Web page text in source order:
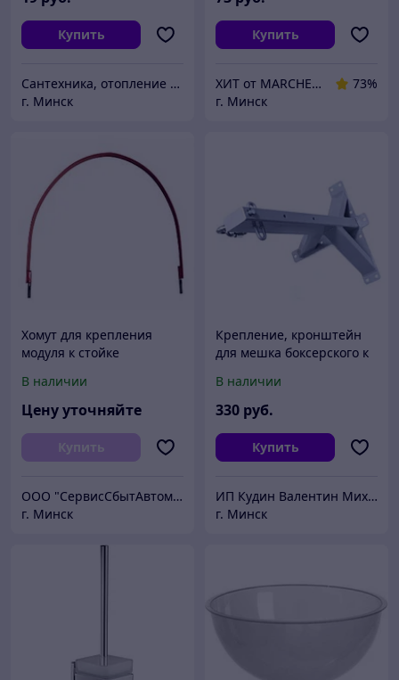
Купить
Сантехника, отопление "Santon.by"
г. Минск
Купить
ХИТ от MARCHENKO
73%
г. Минск
Хомут для крепления
модуля к стойке
В наличии
Цену уточняйте
Купить
ООО "СервисСбытАвтоматика"
г. Минск
Крепление, кронштейн
для мешка боксерского к
В наличии
330 руб.
Купить
ИП Кудин Валентин Михайлович
г. Минск